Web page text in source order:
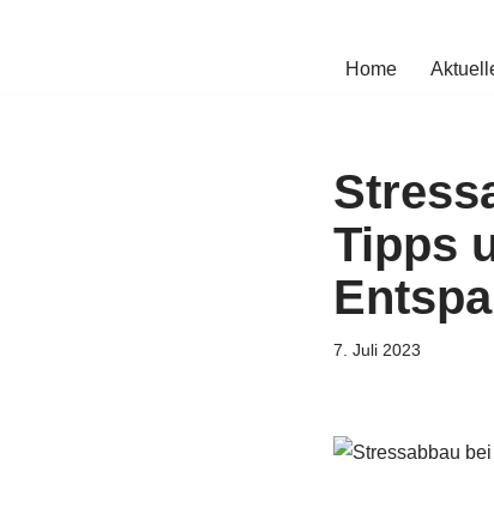
Home
Tipps
7. Juli 2023